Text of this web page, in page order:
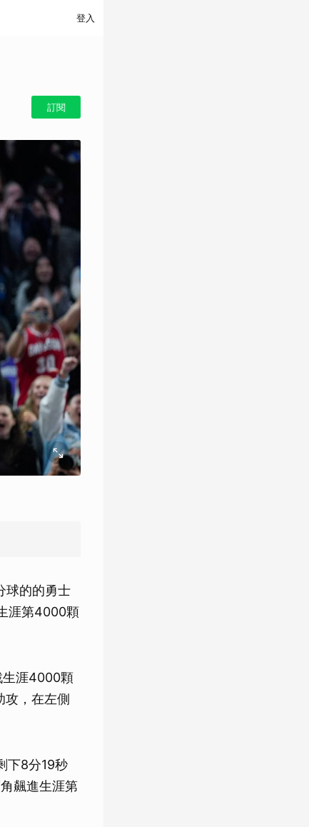
登入
訂閱
球的的勇士
涯第4000顆
生涯4000顆
，在左側
下8分19秒
飆進生涯第